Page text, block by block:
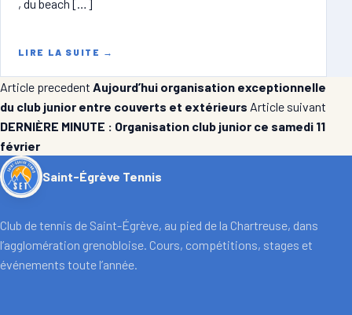
, du beach […]
LIRE LA SUITE →
Article precedent Aujourd’hui organisation exceptionnelle
du club junior entre couverts et extérieurs Article suivant
DERNIÈRE MINUTE : Organisation club junior ce samedi 11
février
Saint-Égrève Tennis
Club de tennis de Saint-Égrève, au pied de la Chartreuse, dans
l’agglomération grenobloise. Cours, compétitions, stages et
événements toute l’année.